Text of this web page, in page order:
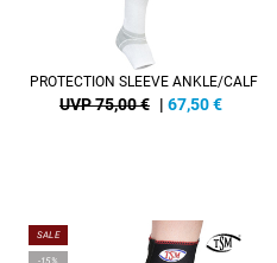
PROTECTION SLEEVE ANKLE/CALF
UVP 75,00 € | 67,50€
SALE
-15%